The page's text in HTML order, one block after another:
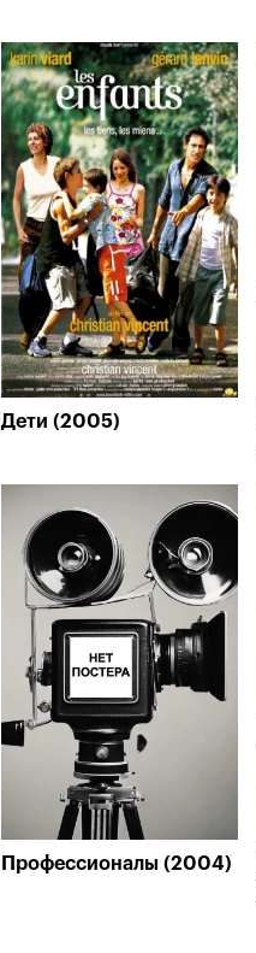
Дети (2005)
Профессионалы (2004)